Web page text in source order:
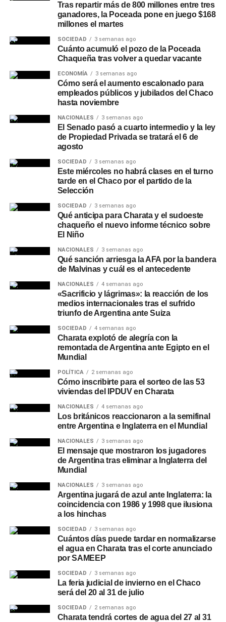
Tras repartir más de 800 millones entre tres
ganadores, la Poceada pone en juego $168
millones el martes
SOCIEDAD 3 semanas ago
Cuánto acumuló el pozo de la Poceada
Chaqueña tras volver a quedar vacante
ECONOMÍA 3 semanas ago
Cómo será el aumento escalonado para
empleados públicos y jubilados del Chaco
hasta noviembre
NACIONALES 3 semanas ago
El Senado pasó a cuarto intermedio y la ley
de Propiedad Privada se tratará el 6 de
agosto
SOCIEDAD 3 semanas ago
Este miércoles no habrá clases en el turno
tarde en el Chaco por el partido de la
Selección
SOCIEDAD 3 semanas ago
Qué anticipa para Charata y el sudoeste
chaqueño el nuevo informe técnico sobre
El Niño
NACIONALES 3 semanas ago
Qué sanción arriesga la AFA por la bandera
de Malvinas y cuál es el antecedente
NACIONALES 4 semanas ago
«Sacrificio y lágrimas»: la reacción de los
medios internacionales tras el sufrido
triunfo de Argentina ante Suiza
SOCIEDAD 4 semanas ago
Charata explotó de alegría con la
remontada de Argentina ante Egipto en el
Mundial
POLÍTICA 2 semanas ago
Cómo inscribirte para el sorteo de las 53
viviendas del IPDUV en Charata
NACIONALES 4 semanas ago
Los británicos reaccionaron a la semifinal
entre Argentina e Inglaterra en el Mundial
NACIONALES 3 semanas ago
El mensaje que mostraron los jugadores
de Argentina tras eliminar a Inglaterra del
Mundial
NACIONALES 3 semanas ago
Argentina jugará de azul ante Inglaterra: la
coincidencia con 1986 y 1998 que ilusiona
a los hinchas
SOCIEDAD 3 semanas ago
Cuántos días puede tardar en normalizarse
el agua en Charata tras el corte anunciado
por SAMEEP
SOCIEDAD 3 semanas ago
La feria judicial de invierno en el Chaco
será del 20 al 31 de julio
SOCIEDAD 2 semanas ago
Charata tendrá cortes de agua del 27 al 31